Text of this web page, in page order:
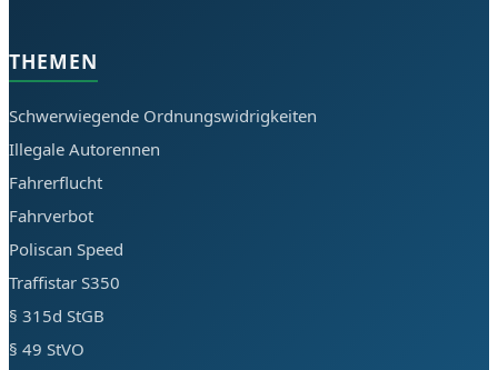
THEMEN
Schwerwiegende Ordnungswidrigkeiten
Illegale Autorennen
Fahrerflucht
Fahrverbot
Poliscan Speed
Traffistar S350
§ 315d StGB
§ 49 StVO